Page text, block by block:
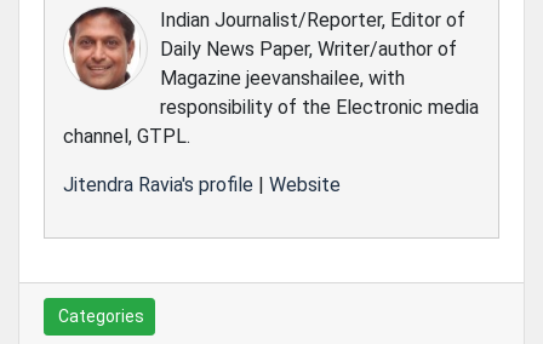
Indian Journalist/Reporter, Editor of
Daily News Paper, Writer/author of
Magazine jeevanshailee, with
responsibility of the Electronic media
channel, GTPL.
Jitendra Ravia's profile | Website
Categories